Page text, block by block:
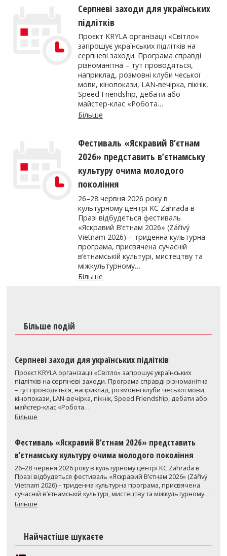
Серпневі заходи для українських
підлітків
Проєкт KRYLA організації «Світло»
запрошує українських підлітків на
серпневі заходи. Програма справді
різноманітна – тут проводяться,
наприклад, розмовні клуби чеської
мови, кінопокази, LAN-вечірка, пікнік,
Speed Friendship, дебати або
майстер-клас «Робота…
Більше
Фестиваль «Яскравий В’єтнам
2026» представить в’єтнамську
культуру очима молодого
покоління
26–28 червня 2026 року в
культурному центрі KC Zahrada в
Празі відбудеться фестиваль
«Яскравий В’єтнам 2026» (Zářivý
Vietnam 2026) – триденна культурна
програма, присвячена сучасній
в’єтнамській культурі, мистецтву та
міжкультурному…
Більше
Більше подій
Серпневі заходи для українських підлітків
Проєкт KRYLA організації «Світло» запрошує українських
підлітків на серпневі заходи. Програма справді різноманітна
– тут проводяться, наприклад, розмовні клуби чеської мови,
кінопокази, LAN-вечірка, пікнік, Speed Friendship, дебати або
майстер-клас «Робота…
Більше
Фестиваль «Яскравий В’єтнам 2026» представить
в’єтнамську культуру очима молодого покоління
26–28 червня 2026 року в культурному центрі KC Zahrada в
Празі відбудеться фестиваль «Яскравий В’єтнам 2026» (Zářivý
Vietnam 2026) – триденна культурна програма, присвячена
сучасній в’єтнамській культурі, мистецтву та міжкультурному…
Більше
Найчастіше шукаєте